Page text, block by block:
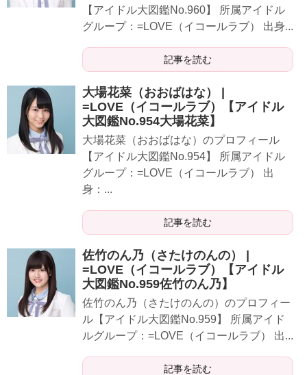
【アイドル大図鑑No.960】 所属アイドル
グループ：=LOVE（イコールラブ） 出身...
記事を読む
大場花菜（おおばはな） |
=LOVE（イコールラブ）【アイドル
大図鑑No.954大場花菜】
​​​​大場花菜（おおばはな）のプロフィール
【アイドル大図鑑No.954】 所属アイドル
グループ：=LOVE（イコールラブ） 出
身：...
記事を読む
佐竹のん乃（さたけのんの） |
=LOVE（イコールラブ）【アイドル
大図鑑No.959佐竹のん乃】
​​​​佐竹のん乃（さたけのんの）のプロフィー
ル【アイドル大図鑑No.959】 所属アイド
ルグループ：=LOVE（イコールラブ） 出...
記事を読む